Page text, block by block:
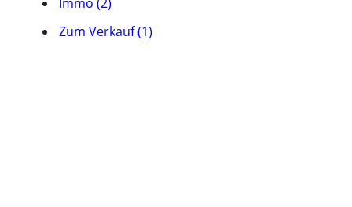
Zum Verkauf (1)